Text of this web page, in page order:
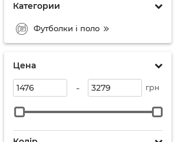
Категории
Футболки і поло
Цена
- грн